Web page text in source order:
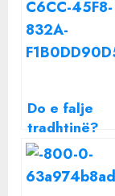
Do e falje
tradhtinë?
Fjoralba
pranon: Po,
vetëm